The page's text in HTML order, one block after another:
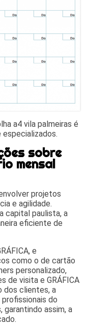
a4 vila palmeiras é
sobre
mensal
projetos
e agilidade.
capital paulista, a
eficiente de
e
como o de cartão
personalizado,
de visita e GRÁFICA
dos clientes, a
do
garantindo assim, a